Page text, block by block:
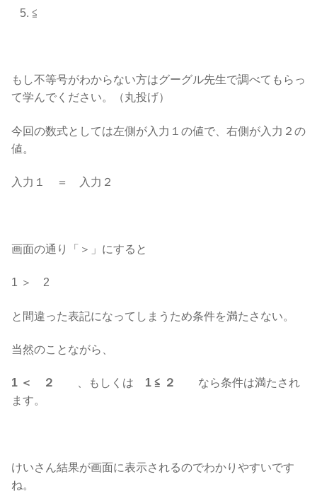
≦
もし不等号がわからない方はグーグル先生で調べてもらっ
て学んでください。（丸投げ）
今回の数式としては左側が入力１の値で、右側が入力２の
値。
入力１ ＝ 入力２
画面の通り「＞」にすると
1 ＞ 2
と間違った表記になってしまうため条件を満たさない。
当然のことながら、
1 ＜ ２ 、もしくは 1 ≦ ２
なら条件は満たされ
ます。
けいさん結果が画面に表示されるのでわかりやすいです
ね。